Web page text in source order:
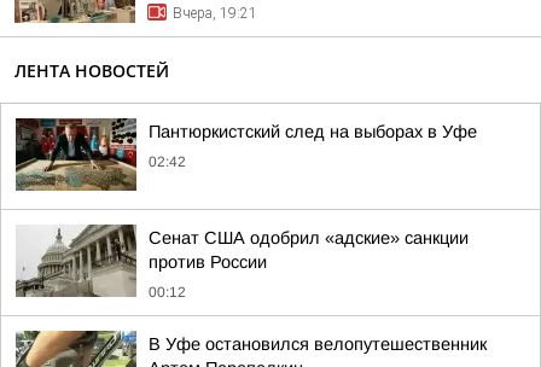
Вчера, 19:21
ЛЕНТА НОВОСТЕЙ
Пантюркистский след на выборах в Уфе
02:42
Сенат США одобрил «адские» санкции
против России
00:12
В Уфе остановился велопутешественник